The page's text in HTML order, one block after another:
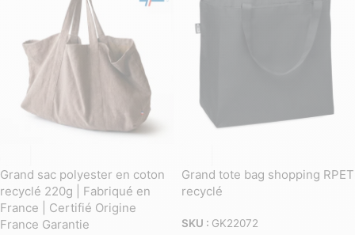
Grand sac polyester en coton
recyclé 220g | Fabriqué en
France | Certifié Origine
France Garantie
Grand tote bag shopping RPET
recyclé
SKU : GK22072